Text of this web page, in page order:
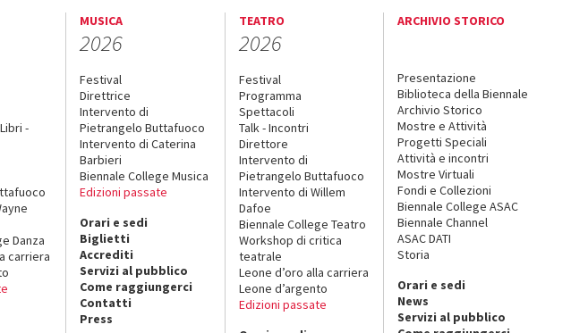
-
Danza
carriera
MUSICA
2026
Festival
Direttrice
Intervento di
Pietrangelo Buttafuoco
Intervento di Caterina
Barbieri
Biennale College Musica
Edizioni passate
Orari e sedi
Biglietti
Accrediti
Servizi al pubblico
Come raggiungerci
Contatti
Press
TEATRO
2026
Festival
Programma
Spettacoli
Talk - Incontri
Direttore
Intervento di
Pietrangelo Buttafuoco
Intervento di Willem
Dafoe
Biennale College Teatro
Workshop di critica
teatrale
Leone d’oro alla carriera
Leone d’argento
Edizioni passate
ARCHIVIO STORICO
Presentazione
Biblioteca della Biennale
Archivio Storico
Mostre e Attività
Progetti Speciali
Attività e incontri
Mostre Virtuali
Fondi e Collezioni
Biennale College ASAC
Biennale Channel
ASAC DATI
Storia
Orari e sedi
News
Servizi al pubblico